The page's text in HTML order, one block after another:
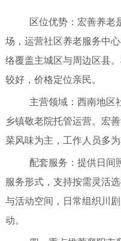
区位优势：宏善养老是
场，运营社区养老服务中
络覆盖主城区与周边区县
较好，价格定位亲民。
主营领域：西南地区社
乡镇敬老院托管运营。宏
菜风味为主，工作人员多
配套服务：提供日间照
服务形式，支持按需灵活
与活动空间，日常组织川
动。